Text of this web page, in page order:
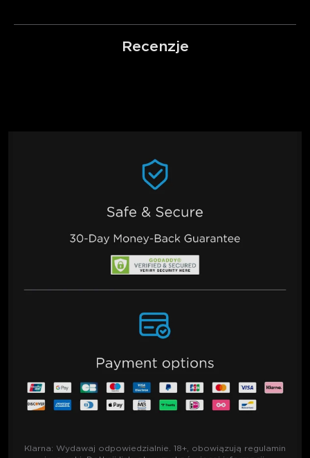
Recenzje
Klarna: Wydawaj odpowiedzialnie. 18+, obowiązują regulamin